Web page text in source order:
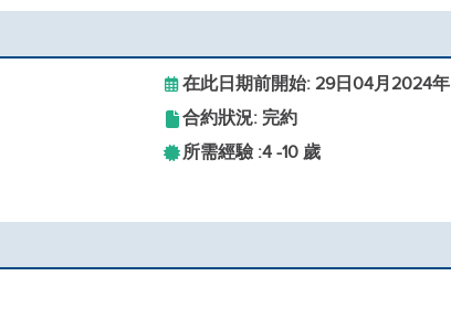
在此日期前開始: 29日04月2024年
合約狀況: 完約
所需經驗 :4 -10 歲